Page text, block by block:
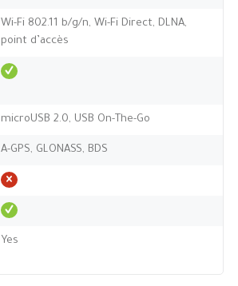
Wi-Fi 802.11 b/g/n, Wi-Fi Direct, DLNA,
point d’accès
microUSB 2.0, USB On-The-Go
A-GPS, GLONASS, BDS
Yes